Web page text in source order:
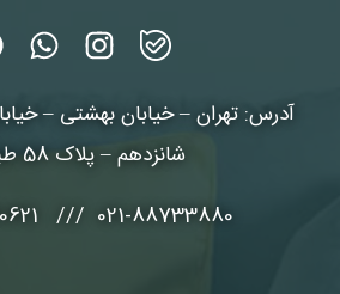
آدرس: تهران – خیابان بهشتی –
شانزدهم – پلاک 58 طبقه 3
021-88733880 /// 021-88730621